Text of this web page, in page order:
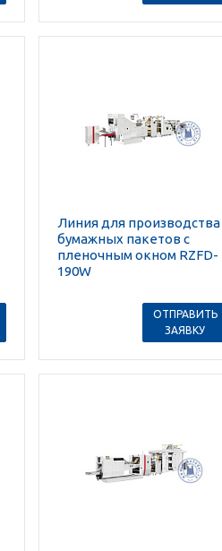
Линия для производства
бумажных пакетов с
пленочным окном RZFD-
190W
ОТПРАВИТЬ
ЗАЯВКУ